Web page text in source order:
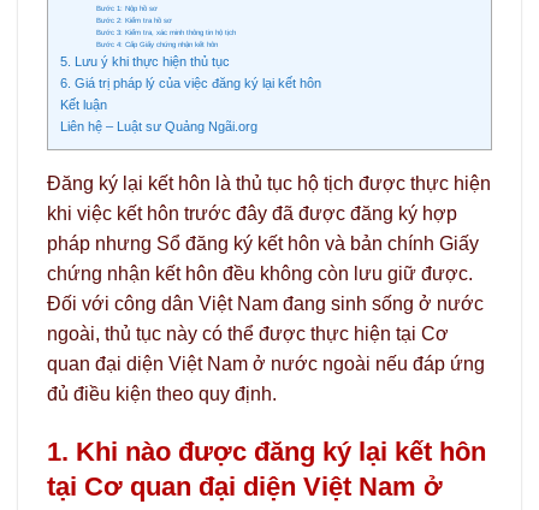
Bước 1: Nộp hồ sơ
Bước 2: Kiểm tra hồ sơ
Bước 3: Kiểm tra, xác minh thông tin hộ tịch
Bước 4: Cấp Giấy chứng nhận kết hôn
5. Lưu ý khi thực hiện thủ tục
6. Giá trị pháp lý của việc đăng ký lại kết hôn
Kết luận
Liên hệ – Luật sư Quảng Ngãi.org
Đăng ký lại kết hôn là thủ tục hộ tịch được thực hiện
khi việc kết hôn trước đây đã được đăng ký hợp
pháp nhưng Sổ đăng ký kết hôn và bản chính Giấy
chứng nhận kết hôn đều không còn lưu giữ được.
Đối với công dân Việt Nam đang sinh sống ở nước
ngoài, thủ tục này có thể được thực hiện tại Cơ
quan đại diện Việt Nam ở nước ngoài nếu đáp ứng
đủ điều kiện theo quy định.
1. Khi nào được đăng ký lại kết hôn
tại Cơ quan đại diện Việt Nam ở